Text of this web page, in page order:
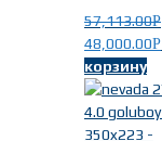
57,113.00Р
48,000.00Р
корзину